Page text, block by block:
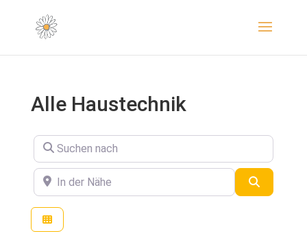
Alle Haustechnik
Suchen nach
In der Nähe
Haustechnik